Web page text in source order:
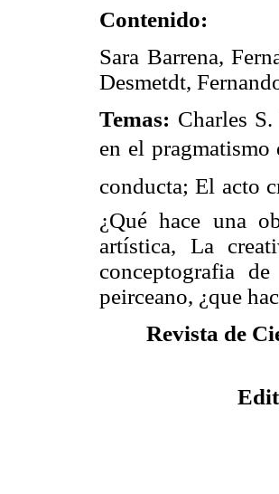
Contenido:
Sara Barrena,
Desmetdt,
Temas: Charles
en el pragmatismo
conducta; El
¿Qué hace una
artística, La
conceptografia
peirceano, ¿que
Revista de